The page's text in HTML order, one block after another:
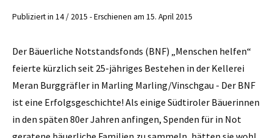
Publiziert in 14 / 2015 - Erschienen am 15. April 2015
Der Bäuerliche Notstandsfonds (BNF) „Menschen helfen“
feierte kürzlich seit 25-jähriges Bestehen in der Kellerei
Meran Burggräfler in Marling Marling/Vinschgau - Der BNF
ist eine Erfolgsgeschichte! Als einige Südtiroler Bäuerinnen
in den späten 80er Jahren anfingen, Spenden für in Not